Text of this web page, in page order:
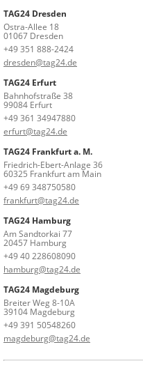
TAG24 Dresden
Ostra-Allee 18
01067 Dresden
+49 351 888-2424
dresden@tag24.de
TAG24 Erfurt
Bahnhofstraße 38
99084 Erfurt
+49 361 34947880
erfurt@tag24.de
TAG24 Frankfurt a. M.
Friedrich-Ebert-Anlage 36
60325 Frankfurt am Main
+49 69 348750580
frankfurt@tag24.de
TAG24 Hamburg
Am Sandtorkai 77
20457 Hamburg
+49 40 228608090
hamburg@tag24.de
TAG24 Magdeburg
Breiter Weg 8-10A
39104 Magdeburg
+49 391 50548260
magdeburg@tag24.de